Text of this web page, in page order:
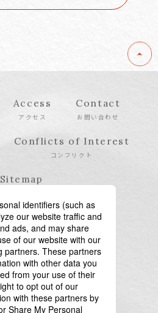
Access
アクセス
Contact
お問い合わせ
Conflicts of Interest
コンフリクト
Sitemap